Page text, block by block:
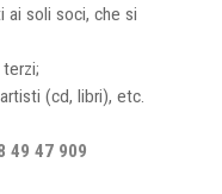
soli soci, che si
(cd, libri), etc.
49 47 909